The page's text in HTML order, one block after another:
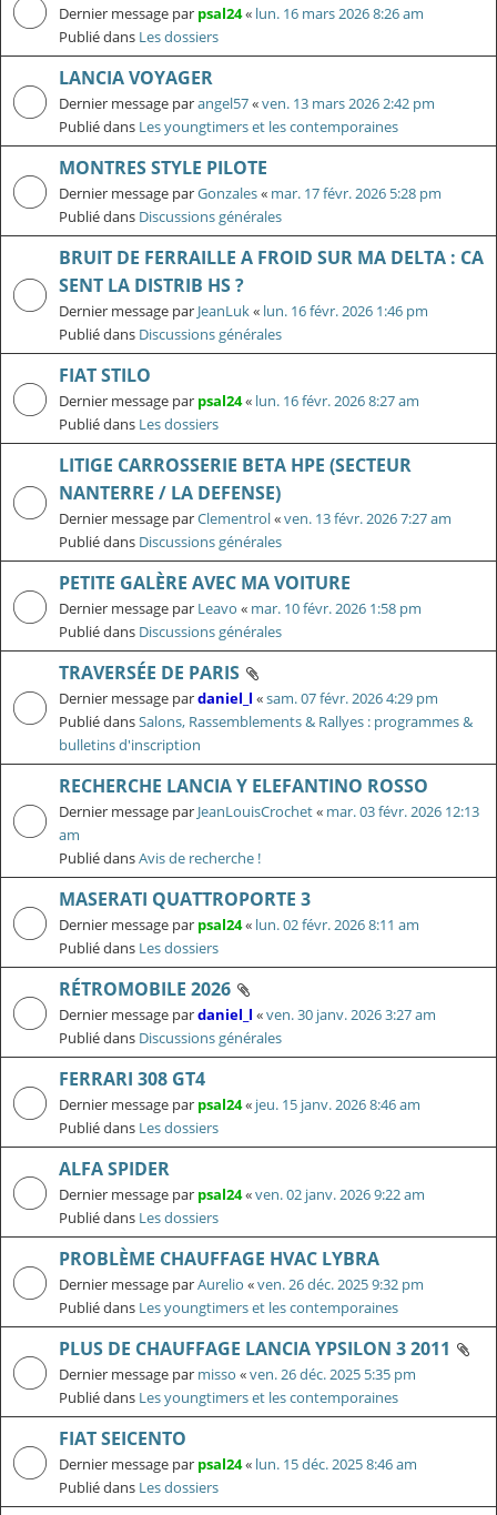
Dernier message par psal24« lun. 16 mars 2026 8:26 am
Publié dans Les dossiers
LANCIA VOYAGER
Dernier message parangel57«ven. 13 mars 2026 2:42 pm
Publié dans Les youngtimers et les contemporaines
MONTRES STYLE PILOTE
Dernier message parGonzales« mar. 17 févr. 2026 5:28 pm
Publié dans Discussions générales
BRUIT DE FERRAILLE A FROID SUR MA DELTA : CA
SENT LA DISTRIB HS ?
Dernier message par JeanLuk« lun. 16 févr. 2026 1:46 pm
Publié dans Discussions générales
FIAT STILO
Dernier message par psal24« lun. 16 févr. 2026 8:27 am
Publié dans Les dossiers
LITIGE CARROSSERIE BETA HPE (SECTEUR
NANTERRE / LA DEFENSE)
Dernier message parClementrol«ven. 13 févr. 2026 7:27 am
Publié dans Discussions générales
PETITE GALÈRE AVEC MA VOITURE
Dernier message par Leavo « mar. 10 févr. 2026 1:58 pm
Publié dans Discussions générales
TRAVERSÉE DE PARIS
Dernier message pardaniel_l «sam. 07 févr. 2026 4:29 pm
Publié dansSalons, Rassemblements & Rallyes : programmes &
bulletins d'inscription
RECHERCHE LANCIA Y ELEFANTINO ROSSO
Dernier message par JeanLouisCrochet« mar. 03 févr. 2026 12:13
am
Publié dansAvis de recherche !
MASERATI QUATTROPORTE 3
Dernier message par psal24« lun. 02 févr. 2026 8:11 am
Publié dans Les dossiers
RÉTROMOBILE 2026
Dernier message pardaniel_l «ven. 30 janv. 2026 3:27 am
Publié dans Discussions générales
FERRARI 308 GT4
Dernier message par psal24« jeu. 15 janv. 2026 8:46 am
Publié dans Les dossiers
ALFA SPIDER
Dernier message par psal24«ven. 02 janv. 2026 9:22 am
Publié dans Les dossiers
PROBLÈME CHAUFFAGE HVAC LYBRA
Dernier message parAurelio «ven. 26 déc. 2025 9:32 pm
Publié dans Les youngtimers et les contemporaines
PLUS DE CHAUFFAGE LANCIA YPSILON 3 2011
Dernier message par misso «ven. 26 déc. 2025 5:35 pm
Publié dans Les youngtimers et les contemporaines
FIAT SEICENTO
Dernier message par psal24« lun. 15 déc. 2025 8:46 am
Publié dans Les dossiers